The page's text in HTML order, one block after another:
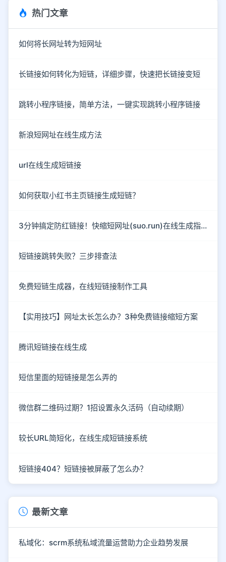
热门文章
如何将长网址转为短网址
长链接如何转化为短链，详细步骤，快速把长链接变短
跳转小程序链接，简单方法，一键实现跳转小程序链接
新浪短网址在线生成方法
url在线生成短链接
如何获取小红书主页链接生成短链？
3分钟搞定防红链接！快缩短网址(suo.run)在线生成指南
短链接跳转失败？三步排查法
免费短链生成器，在线短链接制作工具
【实用技巧】网址太长怎么办？3种免费链接缩短方案
腾讯短链接在线生成
短信里面的短链接是怎么弄的
微信群二维码过期？1招设置永久活码（自动续期）
较长URL简短化，在线生成短链接系统
短链接404？短链接被屏蔽了怎么办？
最新文章
私域化：scrm系统私域流量运营助力企业趋势发展